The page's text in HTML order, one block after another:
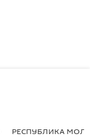
РЕСПУБЛИКА